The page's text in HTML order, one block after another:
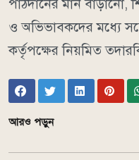
পাঠদানের মান বাড়ানো,
ও অভিভাবকদের মধ্যে
কর্তৃপক্ষের নিয়মিত
আরও পড়ুন